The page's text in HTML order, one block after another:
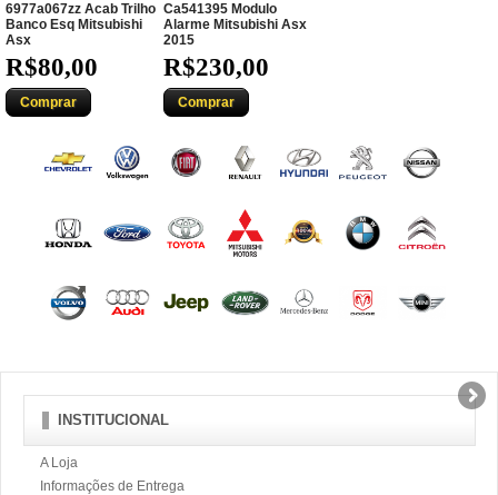
6977a067zz Acab Trilho
Banco Esq Mitsubishi
Asx
R$80,00
Comprar
Ca541395 Modulo
Alarme Mitsubishi Asx
2015
R$230,00
Comprar
INSTITUCIONAL
A Loja
Informações de Entrega